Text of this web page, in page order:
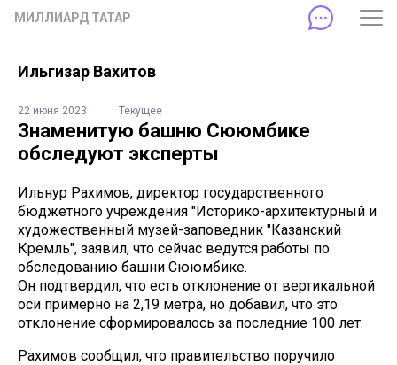
МИЛЛИАРД ТАТАР
Ильгизар Вахитов
22 июня 2023 Текущее
Знаменитую башню Сююмбике
обследуют эксперты
Ильнур Рахимов, директор государственного
бюджетного учреждения "Историко-архитектурный и
художественный музей-заповедник "Казанский
Кремль", заявил, что сейчас ведутся работы по
обследованию башни Сююмбике.
Он подтвердил, что есть отклонение от вертикальной
оси примерно на 2,19 метра, но добавил, что это
отклонение сформировалось за последние 100 лет.
Рахимов сообщил, что правительство поручило